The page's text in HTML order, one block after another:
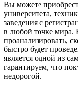
Вы можете
университета,
заведения с
в любой точке мира.
проанализировать,
быстро будет
является одной из
гарантируем, что
недорогой.